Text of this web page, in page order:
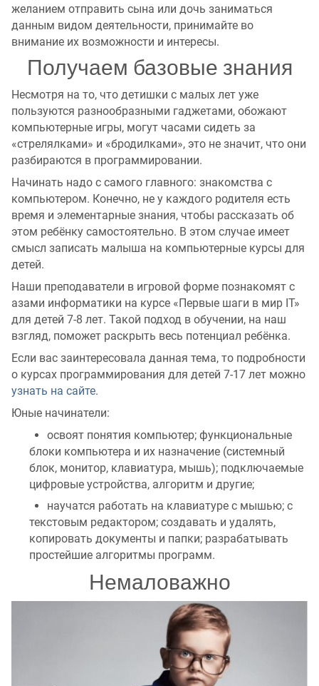
желанием отправить сына или дочь заниматься
данным видом деятельности, принимайте во
внимание их возможности и интересы.
Получаем базовые знания
Несмотря на то, что детишки с малых лет уже
пользуются разнообразными гаджетами, обожают
компьютерные игры, могут часами сидеть за
«стрелялками» и «бродилками», это не значит, что они
разбираются в программировании.
Начинать надо с самого главного: знакомства с
компьютером. Конечно, не у каждого родителя есть
время и элементарные знания, чтобы рассказать об
этом ребёнку самостоятельно. В этом случае имеет
смысл записать малыша на компьютерные курсы для
детей.
Наши преподаватели в игровой форме познакомят с
азами информатики на курсе «Первые шаги в мир IT»
для детей 7-8 лет. Такой подход в обучении, на наш
взгляд, поможет раскрыть весь потенциал ребёнка.
Если вас заинтересовала данная тема, то подробности
о курсах программирования для детей 7-17 лет можно
узнать на сайте.
Юные начинатели:
освоят понятия компьютер; функциональные
блоки компьютера и их назначение (системный
блок, монитор, клавиатура, мышь); подключаемые
цифровые устройства, алгоритм и другие;
научатся работать на клавиатуре с мышью; с
текстовым редактором; создавать и удалять,
копировать документы и папки; разрабатывать
простейшие алгоритмы программ.
Немаловажно